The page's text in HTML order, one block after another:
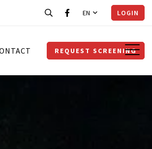
EN LOGIN
REQUEST SCREENING